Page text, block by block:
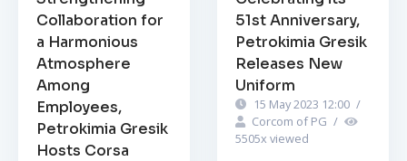
Collaboration for
a Harmonious
Atmosphere
Among
Employees,
Petrokimia Gresik
Hosts Corsa
51st Anniversary,
Petrokimia Gresik
Releases New
Uniform
15 May 2023 12:00 /
Corcom of PG /
5505x viewed